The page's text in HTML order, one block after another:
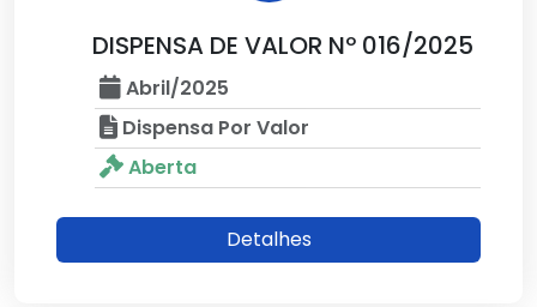
DISPENSA DE VALOR Nº 016/2025
Abril/2025
Dispensa Por Valor
Aberta
Detalhes